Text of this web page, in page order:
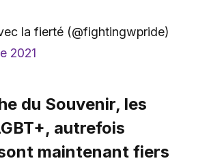
la fierté (@fightingwpride)
2021
du Souvenir, les
autrefois
maintenant fiers